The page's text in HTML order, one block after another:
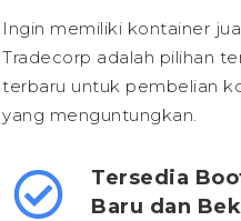
Ingin memiliki kontainer
Tradecorp adalah pilihan
terbaru untuk pembelian
yang menguntungkan.
Tersedia
Baru dan